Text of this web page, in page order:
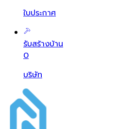
ใบประกาศ
รับสร้างบ้าน
0
บริษัท